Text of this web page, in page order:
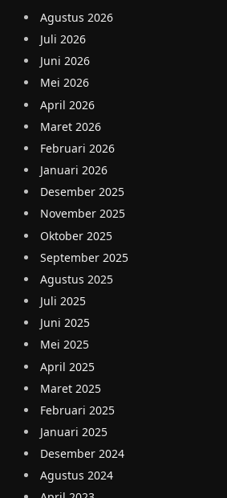
Agustus 2026
Juli 2026
Juni 2026
Mei 2026
April 2026
Maret 2026
Februari 2026
Januari 2026
Desember 2025
November 2025
Oktober 2025
September 2025
Agustus 2025
Juli 2025
Juni 2025
Mei 2025
April 2025
Maret 2025
Februari 2025
Januari 2025
Desember 2024
Agustus 2024